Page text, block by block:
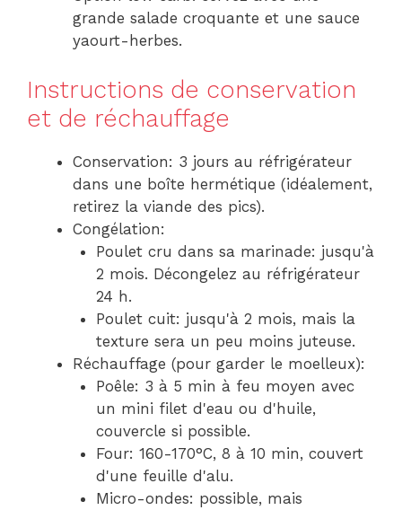
grande salade croquante et une sauce
yaourt-herbes.
Instructions de conservation
et de réchauffage
Conservation: 3 jours au réfrigérateur
dans une boîte hermétique (idéalement,
retirez la viande des pics).
Congélation:
Poulet cru dans sa marinade: jusqu'à
2 mois. Décongelez au réfrigérateur
24 h.
Poulet cuit: jusqu'à 2 mois, mais la
texture sera un peu moins juteuse.
Réchauffage (pour garder le moelleux):
Poêle: 3 à 5 min à feu moyen avec
un mini filet d'eau ou d'huile,
couvercle si possible.
Four: 160-170°C, 8 à 10 min, couvert
d'une feuille d'alu.
Micro-ondes: possible, mais